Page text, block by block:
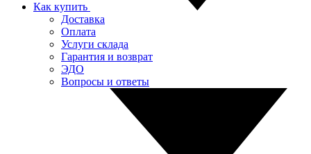
Как купить
Доставка
Оплата
Услуги склада
Гарантия и возврат
ЭДО
Вопросы и ответы